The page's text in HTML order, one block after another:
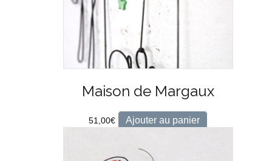
Maison de Margaux
51,00€ Ajouter au panier